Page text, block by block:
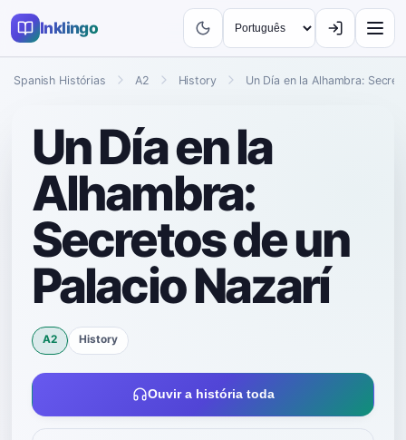
Inklingo
Spanish Histórias A2 History Un Día en la Alhambra:
Un Día en la
Alhambra:
Secretos de un
Palacio Nazarí
A2 History
Ouvir a história toda